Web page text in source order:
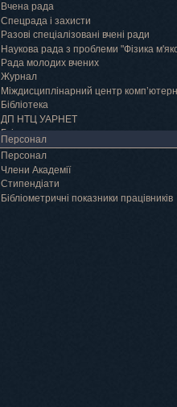
Вчена рада
Спецрада і захисти
Разові спеціалізовані вчені ради
Наукова рада з проблеми "Фізика
Рада молодих вчених
Журнал
Міждисциплінарний центр
Бібліотека
ДП НТЦ УАРНЕТ
Грід
Персонал
Персонал
Члени Академії
Cтипендіати
Бібліометричні показники працівників